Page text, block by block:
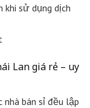
sử dụng dịch
Lan giá rẻ – uy
nhà bán sỉ đều lập